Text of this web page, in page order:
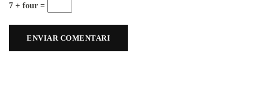
7 + four =